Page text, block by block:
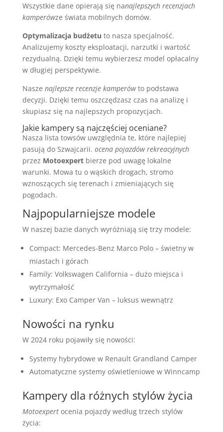
Wszystkie dane opierają się nanajlepszych recenzjach
kamperówze świata mobilnych domów.
Optymalizacja budżetu to nasza specjalność.
Analizujemy koszty eksploatacji, narzutki i wartość
rezydualną. Dzięki temu wybierzesz model opłacalny
w długiej perspektywie.
Nasze najlepsze recenzje kamperówto podstawa
decyzji. Dzięki temu oszczędzasz czas na analizę i
skupiasz się na najlepszych propozycjach.
Jakie kampery są najczęściej oceniane?
Nasza lista towsów uwzględnia te, które najlepiej
pasują do Szwajcarii. ocena pojazdów rekreacyjnych
przez Motoexpertbierze pod uwagę lokalne
warunki. Mowa tu o wąskich drogach, stromo
wznoszących się terenach i zmieniających się
pogodach.
Najpopularniejsze modele
W naszej bazie danych wyróżniają się trzy modele:
Compact: Mercedes-Benz Marco Polo – świetny w
miastach i górach
Family: Volkswagen California – dużo miejsca i
wytrzymałość
Luxury: Exo Camper Van – luksus wewnątrz
Nowości na rynku
W 2024 roku pojawiły się nowości:
Systemy hybrydowe w Renault Grandland Camper
Automatyczne systemy oświetleniowe w Winncamp
Kampery dla różnych stylów życia
Motoexpertocenia pojazdy według trzech stylów
życia: